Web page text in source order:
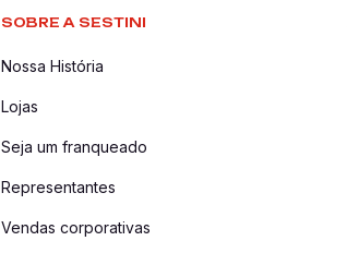
SOBRE A SESTINI
Nossa História
Lojas
Seja um franqueado
Representantes
Vendas corporativas